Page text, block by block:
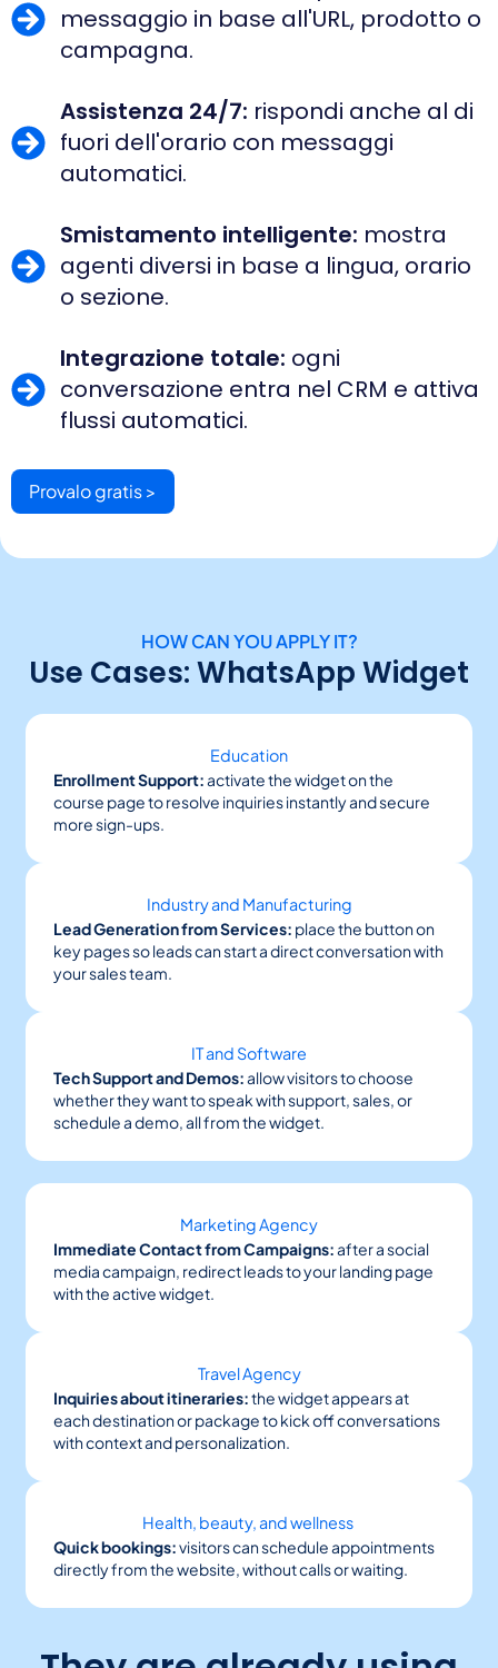
messaggio in base all'URL, prodotto o
campagna.
Assistenza 24/7: rispondi anche al di
fuori dell'orario con messaggi
automatici.
Smistamento intelligente: mostra
agenti diversi in base a lingua, orario
o sezione.
Integrazione totale: ogni
conversazione entra nel CRM e attiva
flussi automatici.
Provalo gratis >
HOW CAN YOU APPLY IT?
Use Cases: WhatsApp Widget
Education
Enrollment Support:activate the widget on the
course page to resolve inquiries instantly and secure
more sign-ups.
Industry and Manufacturing
Lead Generation from Services: place the button on
key pages so leads can start a direct conversation with
your sales team.
IT and Software
Tech Support and Demos:allow visitors to choose
whether they want to speak with support, sales, or
schedule a demo, all from the widget.
Marketing Agency
Immediate Contact from Campaigns:after a social
media campaign, redirect leads to your landing page
with the active widget.
Travel Agency
Inquiries about itineraries:the widget appears at
each destination or package to kick off conversations
with context and personalization.
Health, beauty, and wellness
Quick bookings:visitors can schedule appointments
directly from the website, without calls or waiting.